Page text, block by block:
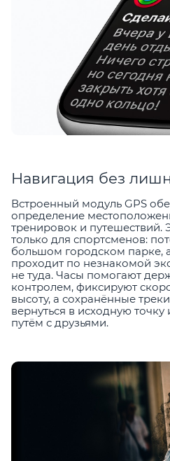
Навигация без
Встроенный модуль GPS
определение
тренировок и путешествий.
только для спортсменов:
большом городском парке,
проходит по незнакомой
не туда. Часы помогают
контролем, фиксируют
высоту, а сохранённые
вернуться в исходную
путём с друзьями.